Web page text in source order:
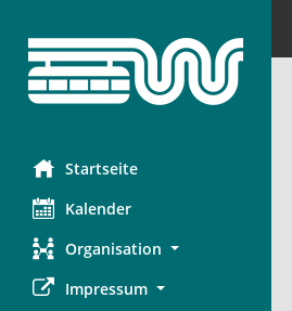
Startseite
Kalender
Organisation
Impressum